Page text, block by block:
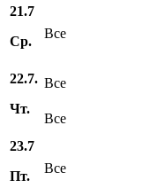
21.7
Ср.
Все
22.7.
Чт.
Все
Все
23.7
Пт.
Все